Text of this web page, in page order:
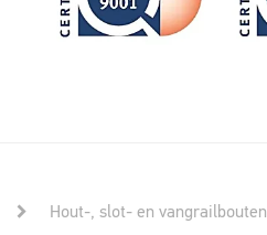
Hout-, slot- en vangrailbouten